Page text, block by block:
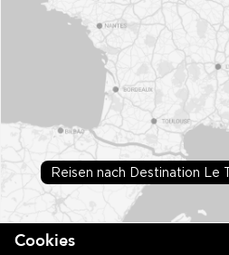
Reisen nach Destination Le
Cookies